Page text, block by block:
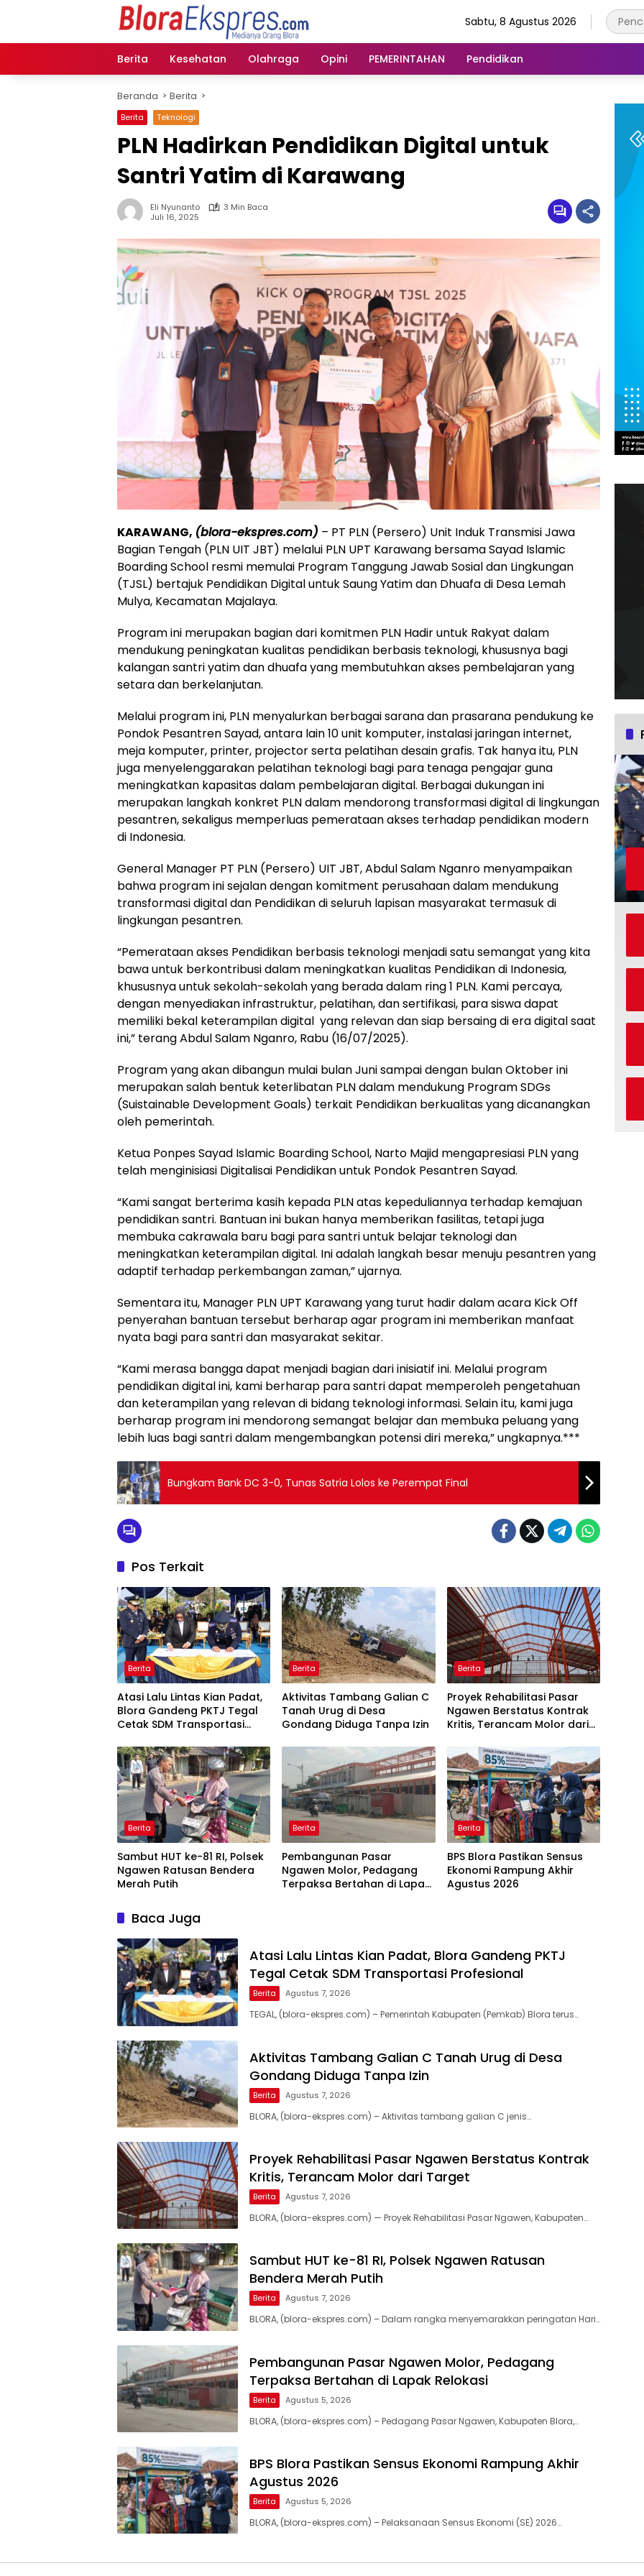
Sabtu, 8 Agustus 2026
Berita Kesehatan Olahraga Opini PEMERINTAHAN Pendidikan
Beranda Berita
Berita Teknologi
PLN Hadirkan Pendidikan Digital untuk
Santri Yatim di Karawang
Eli Nyunanto
3 Min Baca
Juli 16, 2025
KARAWANG, (blora-ekspres.com) – PT PLN (Persero) Unit Induk Transmisi Jawa
Bagian Tengah (PLN UIT JBT) melalui PLN UPT Karawang bersama Sayad Islamic
Boarding School resmi memulai Program Tanggung Jawab Sosial dan Lingkungan
(TJSL) bertajuk Pendidikan Digital untuk Saung Yatim dan Dhuafa di Desa Lemah
Mulya, Kecamatan Majalaya.
Program ini merupakan bagian dari komitmen PLN Hadir untuk Rakyat dalam
mendukung peningkatan kualitas pendidikan berbasis teknologi, khususnya bagi
kalangan santri yatim dan dhuafa yang membutuhkan akses pembelajaran yang
setara dan berkelanjutan.
Melalui program ini, PLN menyalurkan berbagai sarana dan prasarana pendukung ke
Pondok Pesantren Sayad, antara lain 10 unit komputer, instalasi jaringan internet,
meja komputer, printer, projector serta pelatihan desain grafis. Tak hanya itu, PLN
juga menyelenggarakan pelatihan teknologi bagi para tenaga pengajar guna
meningkatkan kapasitas dalam pembelajaran digital. Berbagai dukungan ini
merupakan langkah konkret PLN dalam mendorong transformasi digital di lingkungan
pesantren, sekaligus memperluas pemerataan akses terhadap pendidikan modern
di Indonesia.
General Manager PT PLN (Persero) UIT JBT, Abdul Salam Nganro menyampaikan
bahwa program ini sejalan dengan komitment perusahaan dalam mendukung
transformasi digital dan Pendidikan di seluruh lapisan masyarakat termasuk di
lingkungan pesantren.
“Pemerataan akses Pendidikan berbasis teknologi menjadi satu semangat yang kita
bawa untuk berkontribusi dalam meningkatkan kualitas Pendidikan di Indonesia,
khususnya untuk sekolah-sekolah yang berada dalam ring 1 PLN. Kami percaya,
dengan menyediakan infrastruktur, pelatihan, dan sertifikasi, para siswa dapat
memiliki bekal keterampilan digital yang relevan dan siap bersaing di era digital saat
ini,” terang Abdul Salam Nganro, Rabu (16/07/2025).
Program yang akan dibangun mulai bulan Juni sampai dengan bulan Oktober ini
merupakan salah bentuk keterlibatan PLN dalam mendukung Program SDGs
(Suistainable Development Goals) terkait Pendidikan berkualitas yang dicanangkan
oleh pemerintah.
Ketua Ponpes Sayad Islamic Boarding School, Narto Majid mengapresiasi PLN yang
telah menginisiasi Digitalisai Pendidikan untuk Pondok Pesantren Sayad.
“Kami sangat berterima kasih kepada PLN atas kepeduliannya terhadap kemajuan
pendidikan santri. Bantuan ini bukan hanya memberikan fasilitas, tetapi juga
membuka cakrawala baru bagi para santri untuk belajar teknologi dan
meningkatkan keterampilan digital. Ini adalah langkah besar menuju pesantren yang
adaptif terhadap perkembangan zaman,” ujarnya.
Sementara itu, Manager PLN UPT Karawang yang turut hadir dalam acara Kick Off
penyerahan bantuan tersebut berharap agar program ini memberikan manfaat
nyata bagi para santri dan masyarakat sekitar.
“Kami merasa bangga dapat menjadi bagian dari inisiatif ini. Melalui program
pendidikan digital ini, kami berharap para santri dapat memperoleh pengetahuan
dan keterampilan yang relevan di bidang teknologi informasi. Selain itu, kami juga
berharap program ini mendorong semangat belajar dan membuka peluang yang
lebih luas bagi santri dalam mengembangkan potensi diri mereka,” ungkapnya.***
Bungkam Bank DC 3-0, Tunas Satria Lolos ke Perempat Final
Pos Terkait
Berita
Atasi Lalu Lintas Kian Padat,
Blora Gandeng PKTJ Tegal
Cetak SDM Transportasi
Berita
Aktivitas Tambang Galian C
Tanah Urug di Desa
Gondang Diduga Tanpa Izin
Berita
Proyek Rehabilitasi Pasar
Ngawen Berstatus Kontrak
Kritis, Terancam Molor dari
Berita
Sambut HUT ke-81 RI, Polsek
Ngawen Ratusan Bendera
Merah Putih
Berita
Pembangunan Pasar
Ngawen Molor, Pedagang
Terpaksa Bertahan di Lapak
Berita
BPS Blora Pastikan Sensus
Ekonomi Rampung Akhir
Agustus 2026
Baca Juga
Atasi Lalu Lintas Kian Padat, Blora Gandeng PKTJ
Tegal Cetak SDM Transportasi Profesional
Berita Agustus 7, 2026
TEGAL, (blora-ekspres.com) – Pemerintah Kabupaten (Pemkab) Blora terus…
Aktivitas Tambang Galian C Tanah Urug di Desa
Gondang Diduga Tanpa Izin
Berita Agustus 7, 2026
BLORA, (blora-ekspres.com) – Aktivitas tambang galian C jenis…
Proyek Rehabilitasi Pasar Ngawen Berstatus Kontrak
Kritis, Terancam Molor dari Target
Berita Agustus 7, 2026
BLORA, (blora-ekspres.com) — Proyek Rehabilitasi Pasar Ngawen, Kabupaten…
Sambut HUT ke-81 RI, Polsek Ngawen Ratusan
Bendera Merah Putih
Berita Agustus 7, 2026
BLORA, (blora-ekspres.com) – Dalam rangka menyemarakkan peringatan Hari…
Pembangunan Pasar Ngawen Molor, Pedagang
Terpaksa Bertahan di Lapak Relokasi
Berita Agustus 5, 2026
BLORA, (blora-ekspres.com) – Pedagang Pasar Ngawen, Kabupaten Blora,…
BPS Blora Pastikan Sensus Ekonomi Rampung Akhir
Agustus 2026
Berita Agustus 5, 2026
BLORA, (blora-ekspres.com) – Pelaksanaan Sensus Ekonomi (SE) 2026…